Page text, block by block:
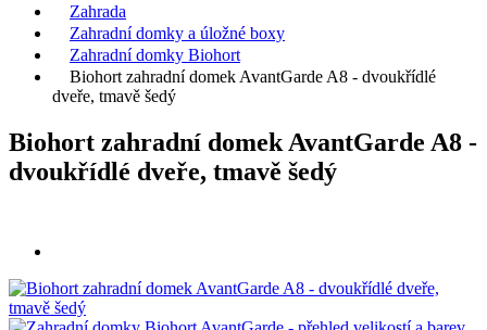
Zahrada
Zahradní domky a úložné boxy
Zahradní domky Biohort
Biohort zahradní domek AvantGarde A8 - dvoukřídlé
dveře, tmavě šedý
Biohort zahradní domek AvantGarde A8 -
dvoukřídlé dveře, tmavě šedý